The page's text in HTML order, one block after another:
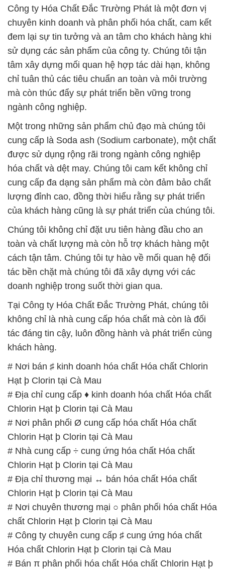
Công ty Hóa Chất Đắc Trường Phát là một đơn vị
chuyên kinh doanh và phân phối hóa chất, cam kết
đem lại sự tin tưởng và an tâm cho khách hàng khi
sử dụng các sản phẩm của công ty. Chúng tôi tận
tâm xây dựng mối quan hệ hợp tác dài hạn, không
chỉ tuân thủ các tiêu chuẩn an toàn và môi trường
mà còn thúc đẩy sự phát triển bền vững trong
ngành công nghiệp.
Một trong những sản phẩm chủ đạo mà chúng tôi
cung cấp là Soda ash (Sodium carbonate), một chất
được sử dụng rộng rãi trong ngành công nghiệp
hóa chất và dệt may. Chúng tôi cam kết không chỉ
cung cấp đa dạng sản phẩm mà còn đảm bảo chất
lượng đỉnh cao, đồng thời hiểu rằng sự phát triển
của khách hàng cũng là sự phát triển của chúng tôi.
Chúng tôi không chỉ đặt ưu tiên hàng đầu cho an
toàn và chất lượng mà còn hỗ trợ khách hàng một
cách tận tâm. Chúng tôi tự hào về mối quan hệ đối
tác bền chặt mà chúng tôi đã xây dựng với các
doanh nghiệp trong suốt thời gian qua.
Tại Công ty Hóa Chất Đắc Trường Phát, chúng tôi
không chỉ là nhà cung cấp hóa chất mà còn là đối
tác đáng tin cậy, luôn đồng hành và phát triển cùng
khách hàng.
# Nơi bán ♯ kinh doanh hóa chất Hóa chất Chlorin
Hạt þ Clorin tại Cà Mau
# Địa chỉ cung cấp ♦ kinh doanh hóa chất Hóa chất
Chlorin Hạt þ Clorin tại Cà Mau
# Nơi phân phối Ø cung cấp hóa chất Hóa chất
Chlorin Hạt þ Clorin tại Cà Mau
# Nhà cung cấp ÷ cung ứng hóa chất Hóa chất
Chlorin Hạt þ Clorin tại Cà Mau
# Địa chỉ thương mại ↔ bán hóa chất Hóa chất
Chlorin Hạt þ Clorin tại Cà Mau
# Nơi chuyên thương mại ○ phân phối hóa chất Hóa
chất Chlorin Hạt þ Clorin tại Cà Mau
# Công ty chuyên cung cấp ♯ cung ứng hóa chất
Hóa chất Chlorin Hạt þ Clorin tại Cà Mau
# Bán π phân phối hóa chất Hóa chất Chlorin Hạt þ